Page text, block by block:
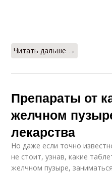
Читать дальше →
Препараты от
желчном
лекарства
Но даже если точно
не стоит, узнав, какие
желчном пузыре,